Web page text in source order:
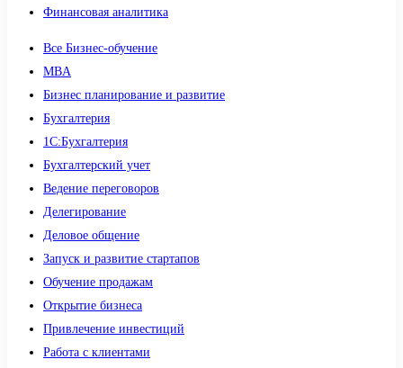
Финансовая аналитика
Все Бизнес-обучение
MBA
Бизнес планирование и развитие
Бухгалтерия
1C:Бухгалтерия
Бухгалтерский учет
Ведение переговоров
Делегирование
Деловое общение
Запуск и развитие стартапов
Обучение продажам
Открытие бизнеса
Привлечение инвестиций
Работа с клиентами